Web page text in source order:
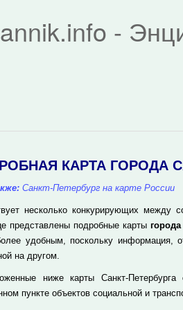
-
КАРТА ГОРОДА
Санкт-Петербург на карте России
несколько конкурирующих между
представлены подробные карты
удобным, поскольку информация,
на другом.
ниже карты Санкт-
пункте объектов социальной и